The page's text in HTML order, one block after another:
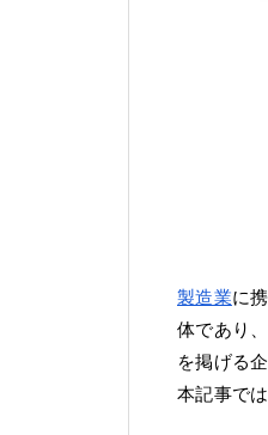
製造業に
体であり
を掲げる
本記事で